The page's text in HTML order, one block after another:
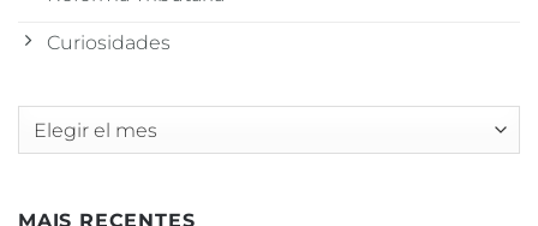
Curiosidades
Archivos
MAIS RECENTES